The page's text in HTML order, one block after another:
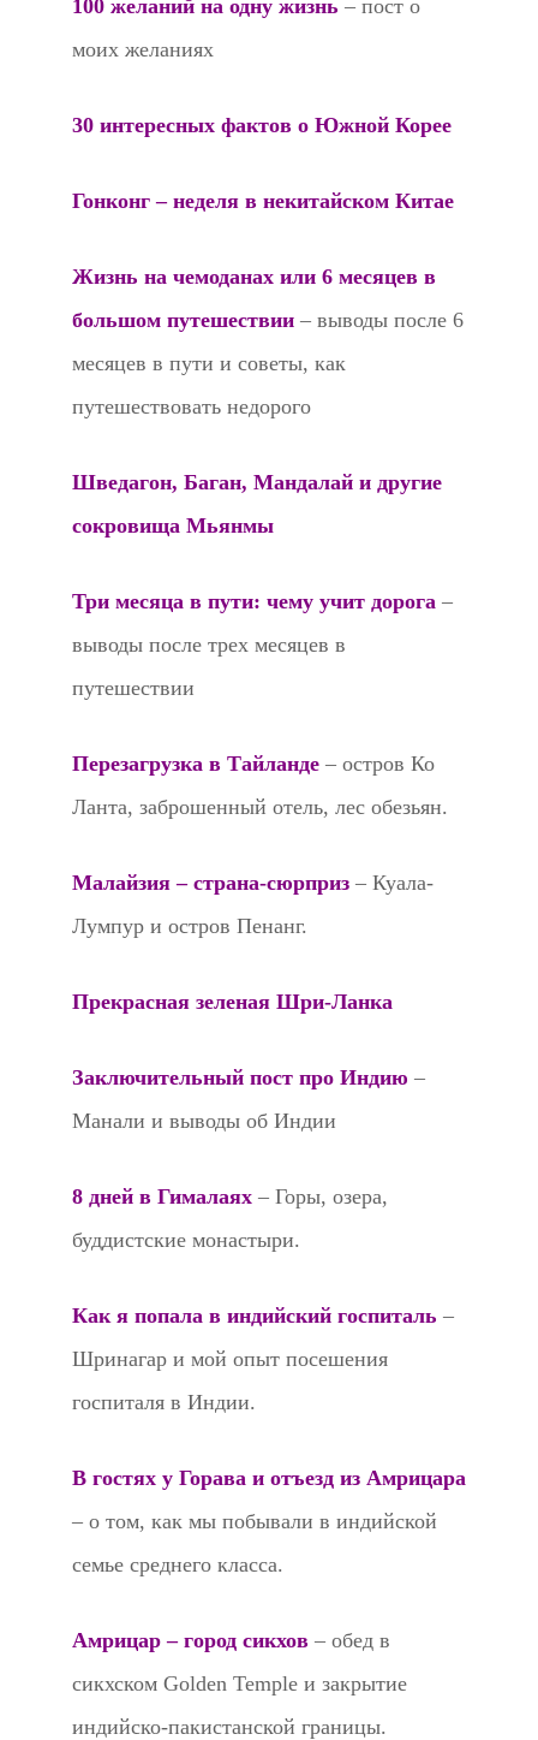
100 желаний на одну жизнь – пост о
моих желаниях
30 интересных фактов о Южной Корее
Гонконг – неделя в некитайском Китае
Жизнь на чемоданах или 6 месяцев в
большом путешествии – выводы после 6
месяцев в пути и советы, как
путешествовать недорого
Шведагон, Баган, Мандалай и другие
сокровища Мьянмы
Три месяца в пути: чему учит дорога –
выводы после трех месяцев в
путешествии
Перезагрузка в Тайланде – остров Ко
Ланта, заброшенный отель, лес обезьян.
Малайзия – страна-сюрприз – Куала-
Лумпур и остров Пенанг.
Прекрасная зеленая Шри-Ланка
Заключительный пост про Индию –
Манали и выводы об Индии
8 дней в Гималаях – Горы, озера,
буддистские монастыри.
Как я попала в индийский госпиталь –
Шринагар и мой опыт посешения
госпиталя в Индии.
В гостях у Горава и отъезд из Амрицара
– о том, как мы побывали в индийской
семье среднего класса.
Амрицар – город сикхов – обед в
сикхском Golden Temple и закрытие
индийско-пакистанской границы.